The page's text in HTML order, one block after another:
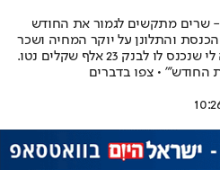
- שרים מתקשים לגמור את החודש
והתלונן על יוקר המחיה ושכר
חברי הכנסת והשרים • "שר הראה לי שנכנס לו לבנק 23 אלף שקלים נטו.
החודש'" • צפו בדברים